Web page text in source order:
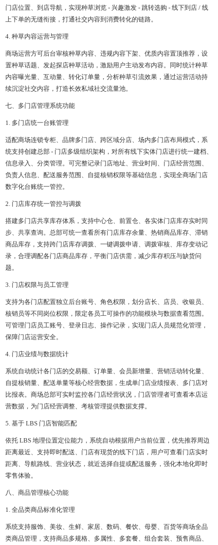
门店位置、到店导航，实现种草浏览 - 兴趣激发 - 跳转选购 - 线下到店 / 线
上下单的无缝衔接，打通社交内容到消费转化的链路。
4. 种草内容运营与管理
商场运营方可后台审核种草内容、违规内容下架、优质内容置顶推荐，设
置种草话题、发起探店种草活动，激励用户主动发布内容。同时统计种草
内容曝光量、互动量、转化订单量，分析种草引流效果，通过运营活动持
续沉淀社交内容，打造长效私域社交流量池。
七、多门店管理系统功能
1. 多门店统一台账管理
适配商场连锁专柜、品牌多门店、跨区域分店、场内多门店布局模式，系
统支持创建总部 - 门店多级组织架构，对所有线下实体门店进行统一建档、
信息录入、分类管理。可完整记录门店地址、营业时间、门店经营范围、
负责人信息、配送服务范围、自提核销权限等基础信息，实现全商场门店
数字化台账统一管控。
2. 门店库存统一管控与调拨
搭建多门店共享库存体系，支持中心仓、前置仓、各实体门店库存实时同
步、共享查询。总部可统一查看所有门店库存余量、热销商品库存、滞销
商品库存，支持跨门店库存调拨、一键调拨申请、调拨审核、库存变动记
录，合理调配各门店商品库存，平衡门店供需，减少库存积压与缺货问
题。
3. 门店权限与员工管理
支持为各门店配置独立后台账号、角色权限，划分店长、店员、收银员、
核销员等不同岗位权限，限定各员工可操作的功能模块与数据查看范围。
可管理门店员工账号、登录日志、操作记录，实现门店人员规范化管理，
保障门店运营安全。
4. 门店业绩与数据统计
系统自动统计各门店的交易额、订单量、会员新增量、营销活动转化量、
自提核销量、配送单量等核心经营数据，生成单门店业绩报表、多门店对
比报表。商场总部可实时监控各门店经营状况，门店管理者可查看本店运
营数据，为门店经营调整、考核管理提供数据支撑。
5. 基于 LBS 门店智能匹配
依托 LBS 地理位置定位能力，系统自动根据用户当前位置，优先推荐周边
距离最近、支持即时配送、门店有现货的线下门店，用户可查看门店实时
距离、导航路线、营业状态，就近选择自提或配送服务，强化本地化即时
零售体验。
八、商品管理核心功能
1. 全品类商品标准化管理
系统支持服饰、美妆、生鲜、家居、数码、餐饮、母婴、百货等商场全品
类商品管理，支持商品多规格、多属性、多套餐、组合套装、预售商品、